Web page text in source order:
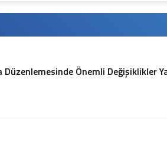
Düzenlemesinde Önemli Değişiklikler